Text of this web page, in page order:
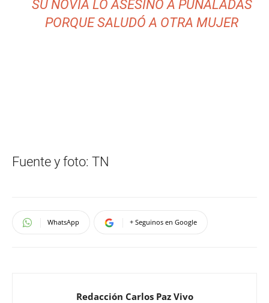
SU NOVIA LO ASESINÓ A PUÑALADAS
PORQUE SALUDÓ A OTRA MUJER
Fuente y foto: TN
WhatsApp + Seguinos en Google
Redacción Carlos Paz Vivo